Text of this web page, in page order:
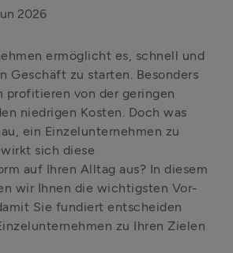
2026
ermöglicht es, schnell und
Geschäft zu starten. Besonders
profitieren von der geringen
niedrigen Kosten. Doch was
ein Einzelunternehmen zu
sich diese
auf Ihren Alltag aus? In diesem
wir Ihnen die wichtigsten Vor-
Sie fundiert entscheiden
zu Ihren Zielen